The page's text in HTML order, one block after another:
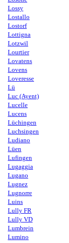
Lossy
Lostallo
Lostorf
Lottigna
Lotzwil
Lourtier
Lovatens
Lovens
Loveresse
Lü
Luc (Ayent)
Lucelle
Lucens
Lüchingen
Luchsingen
Ludiano
Lüen
Lufingen
Lugaggia
Lugano
Lugnez
Lugnorre
Luins
Lully FR
Lully VD
Lumbrein
Lumino